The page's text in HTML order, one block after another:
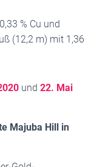
% Cu und
(12,2 m) mit 1,36
und 22. Mai
Majuba Hill in